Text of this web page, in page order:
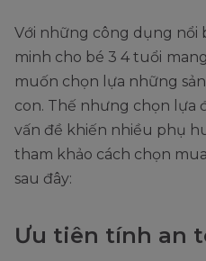
Với những công dụng nổi
minh cho bé 3 4 tuổi
muốn chọn lựa những
con. Thế nhưng chọn lựa
vấn đề khiến nhiều phụ
tham khảo cách chọn
sau đây:
Ưu tiên tính an